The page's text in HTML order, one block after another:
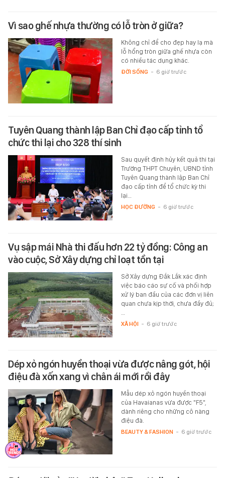
Vì sao ghế nhựa thường có lỗ tròn ở giữa?
Không chỉ để cho đẹp hay lạ mà
lỗ hổng tròn giữa ghế nhựa còn
có nhiều tác dụng khác.
ĐỜI SỐNG - 6 giờ trước
Tuyên Quang thành lập Ban Chỉ đạo cấp tỉnh tổ
chức thi lại cho 328 thí sinh
Sau quyết định hủy kết quả thi tại
Trường THPT Chuyên, UBND tỉnh
Tuyên Quang thành lập Ban Chỉ
đạo cấp tỉnh để tổ chức kỳ thi
lại…
HỌC ĐƯỜNG - 6 giờ trước
Vụ sập mái Nhà thi đấu hơn 22 tỷ đồng: Công an
vào cuộc, Sở Xây dựng chỉ loạt tồn tại
Sở Xây dựng Đắk Lắk xác định
việc báo cáo sự cố và phối hợp
xử lý ban đầu của các đơn vị liên
quan chưa kịp thời, chưa đầy đủ;
XÃ HỘI - 6 giờ trước
Dép xỏ ngón huyền thoại vừa được nâng gót, hội
điệu đà xốn xang vì chân ái mới rồi đây
Mẫu dép xỏ ngón huyền thoại
của Havaianas vừa được "F5",
dành riêng cho những cô nàng
điệu đà.
BEAUTY & FASHION - 6 giờ trước